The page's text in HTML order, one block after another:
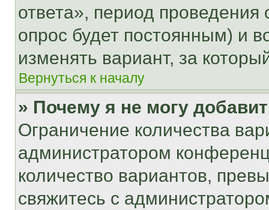
ответа», период проведения
опрос будет постоянным) и
изменять вариант, за
Вернуться к началу
» Почему я не могу
Ограничение количества
администратором
количество вариантов,
свяжитесь с